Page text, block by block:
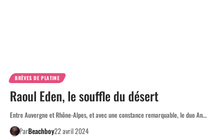
BRÈVES DE PLATINE
Raoul Eden, le souffle du désert
Entre Auvergne et Rhône-Alpes, et avec une constance remarquable, le duo An…
ParBeachboy22 avril 2024